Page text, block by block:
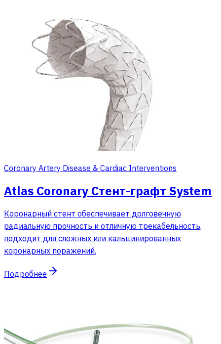
Coronary Artery Disease & Cardiac Interventions
Atlas Coronary Стент-графт System
Коронарный стент обеспечивает долговечную
радиальную прочность и отличную трекабельность,
подходит для сложных или кальцинированных
коронарных поражений.
Подробнее